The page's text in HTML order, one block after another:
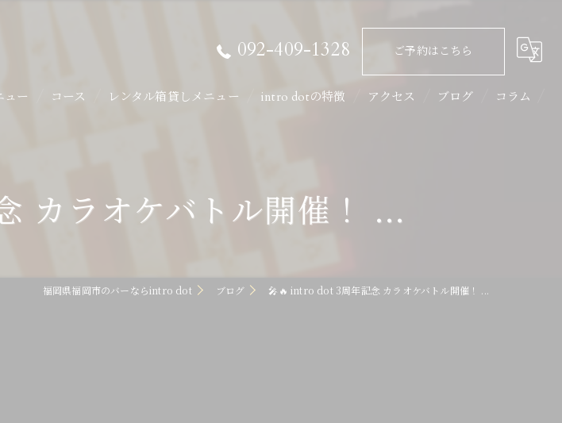
092-409-1328 ご予約はこちら
ュー コース レンタル箱貸しメニュー intro dotの特徴
イベント
飲み会
アクセス ブログ コラム
カラオケバトル開催！ ...
福岡県福岡市のバーならintro dot ブログ 🎤🔥 intro dot 3周年記念 カラオケバトル開催！ ...